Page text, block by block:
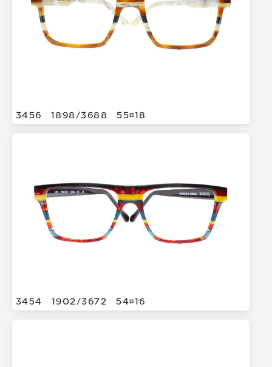
3456 1898/3688 5518
3454 1902/3672 5416